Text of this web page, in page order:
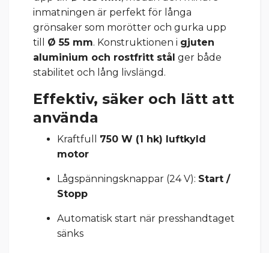
inmatningen är perfekt för långa
grönsaker som morötter och gurka upp
till Ø 55 mm. Konstruktionen i gjuten
aluminium och rostfritt stål ger både
stabilitet och lång livslängd.
Effektiv, säker och lätt att
använda
Kraftfull 750 W (1 hk) luftkyld
motor
Lågspänningsknappar (24 V): Start /
Stopp
Automatisk start när presshandtaget
sänks